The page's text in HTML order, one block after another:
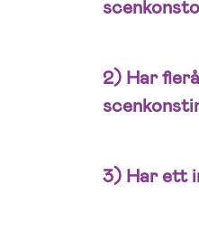
2) Har
3) Har ett